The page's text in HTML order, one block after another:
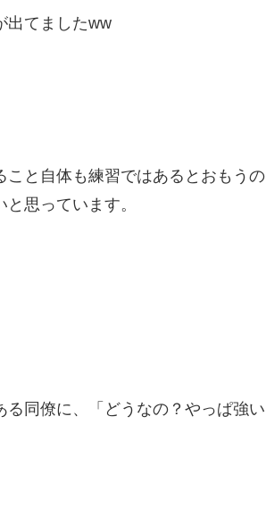
出てましたww
と自体も練習ではあるとおもうの
思っています。
同僚に、「どうなの？やっぱ強い